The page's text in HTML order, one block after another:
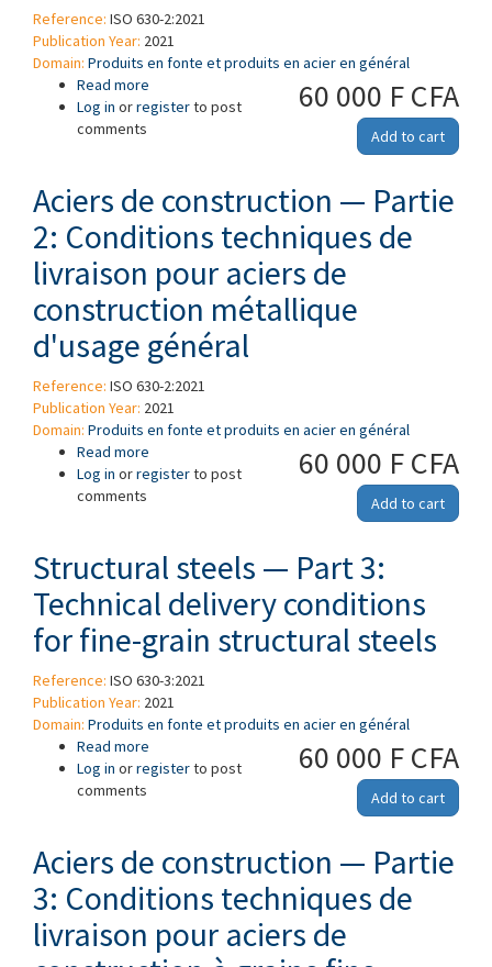
Reference: ISO 630-2:2021
Publication Year: 2021
Domain: Produits en fonte et produits en acier en général
60 000 F CFA
Add to cart
Read more about Structural steels — Part 2: Technical
delivery conditions for structural steels for
Log in orregisterto post
comments
Aciers de construction — Partie
2: Conditions techniques de
livraison pour aciers de
construction métallique
d'usage général
Reference: ISO 630-2:2021
Publication Year: 2021
Domain: Produits en fonte et produits en acier en général
60 000 F CFA
Add to cart
Read more about Aciers de construction — Partie 2:
Conditions techniques de livraison pour aciers de
construction métallique d'usage général
Log in orregisterto post
comments
Structural steels — Part 3:
Technical delivery conditions
for fine-grain structural steels
Reference: ISO 630-3:2021
Publication Year: 2021
Domain: Produits en fonte et produits en acier en général
60 000 F CFA
Add to cart
Read more about Structural steels — Part 3: Technical
delivery conditions for fine-grain structural
Log in orregisterto post
comments
Aciers de construction — Partie
3: Conditions techniques de
livraison pour aciers de